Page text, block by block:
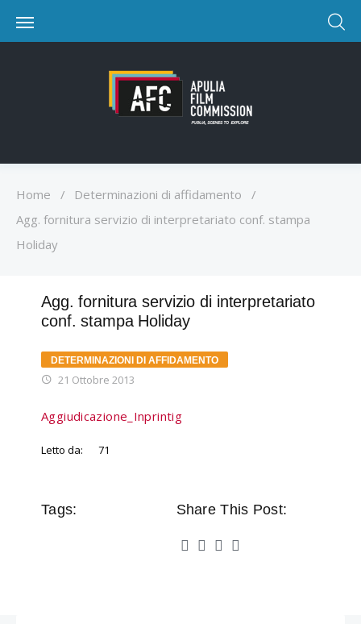
Home / Determinazioni di affidamento
/
Agg. fornitura servizio di interpretariato conf. stampa
Holiday
Agg. fornitura servizio di interpretariato
conf. stampa Holiday
DETERMINAZIONI DI AFFIDAMENTO
21 Ottobre 2013
Aggiudicazione_Inprintig
Letto da: 71
Tags: Share This Post: